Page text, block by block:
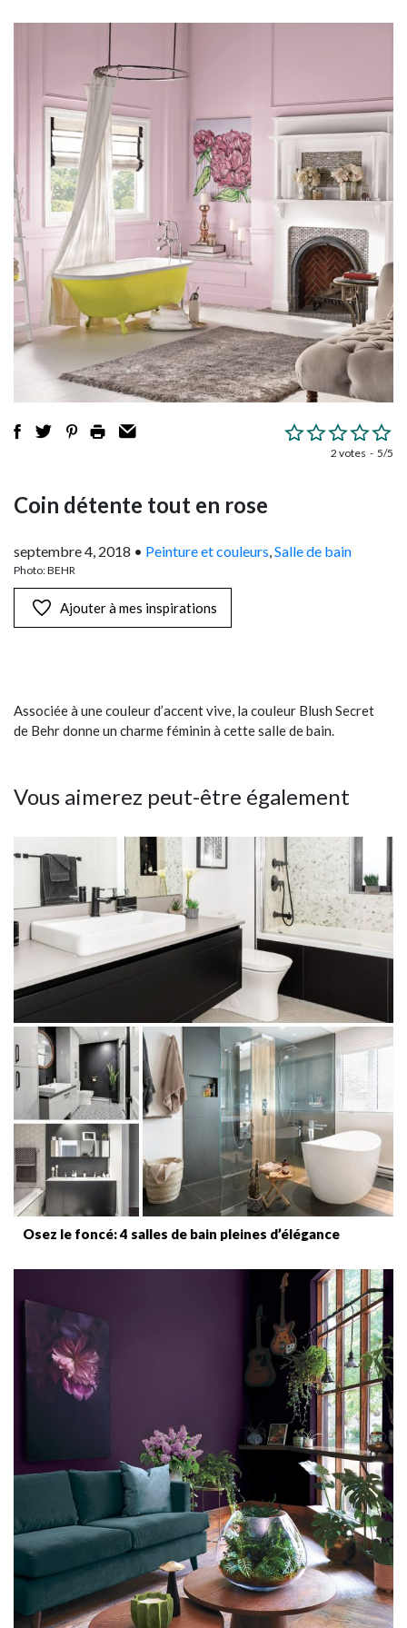
2 votes 5/5
Coin détente tout en rose
septembre 4, 2018 • Peinture et couleurs,Salle de bain
Photo: BEHR
Ajouter à mes inspirations
Associée à une couleur d’accent vive, la couleur Blush Secret
de Behr donne un charme féminin à cette salle de bain.
Vous aimerez peut-être également
Osez le foncé: 4 salles de bain pleines d’élégance